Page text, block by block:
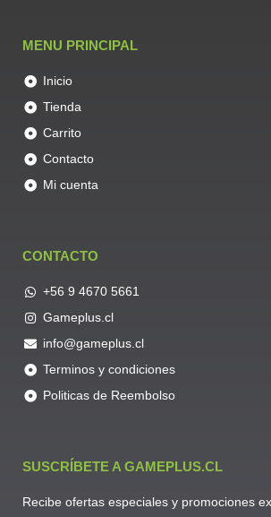
MENU PRINCIPAL
Inicio
Tienda
Carrito
Contacto
Mi cuenta
CONTACTO
+56 9 4670 5661
Gameplus.cl
info@gameplus.cl
Terminos y condiciones
Politicas de Reembolso
SUSCRÍBETE A GAMEPLUS.CL
Recibe ofertas especiales y promociones